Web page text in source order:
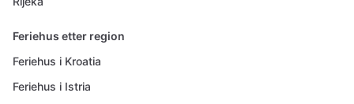
Feriehus etter region
Feriehus i Kroatia
Feriehus i Istria